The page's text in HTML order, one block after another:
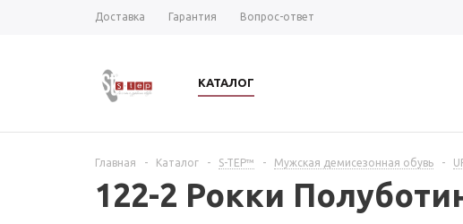
Доставка Гарантия Вопрос-ответ
КАТАЛОГ
Главная - Каталог - S-TEP™ - Мужская демисезонная обувь -
122-2 Рокки